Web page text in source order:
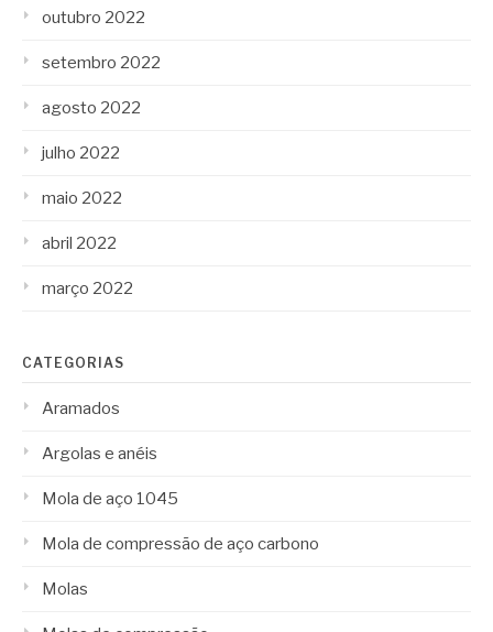
outubro 2022
setembro 2022
agosto 2022
julho 2022
maio 2022
abril 2022
março 2022
CATEGORIAS
Aramados
Argolas e anéis
Mola de aço 1045
Mola de compressão de aço carbono
Molas